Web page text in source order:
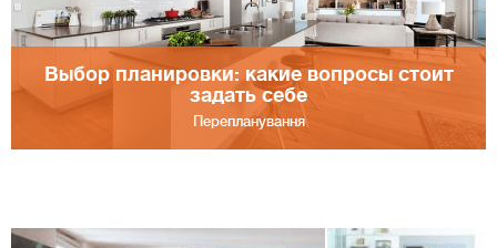
Выбор планировки: какие вопросы стоит
задать себе
Перепланування